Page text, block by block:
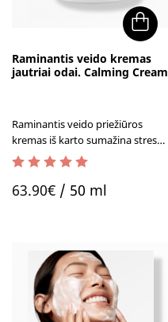
Raminantis veido kremas
jautriai odai. Calming Cream
Raminantis veido priežiūros
kremas iš karto sumažina streso
sukeltą dirginimą ir paraudimą,
bei suteikia komforto pojūtį.
out of 5
63.90€/ 50 ml